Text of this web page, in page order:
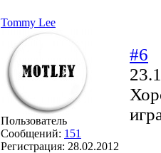
Tommy Lee
Пользователь
Сообщений: 151
Регистрация: 28.02.2012
#6